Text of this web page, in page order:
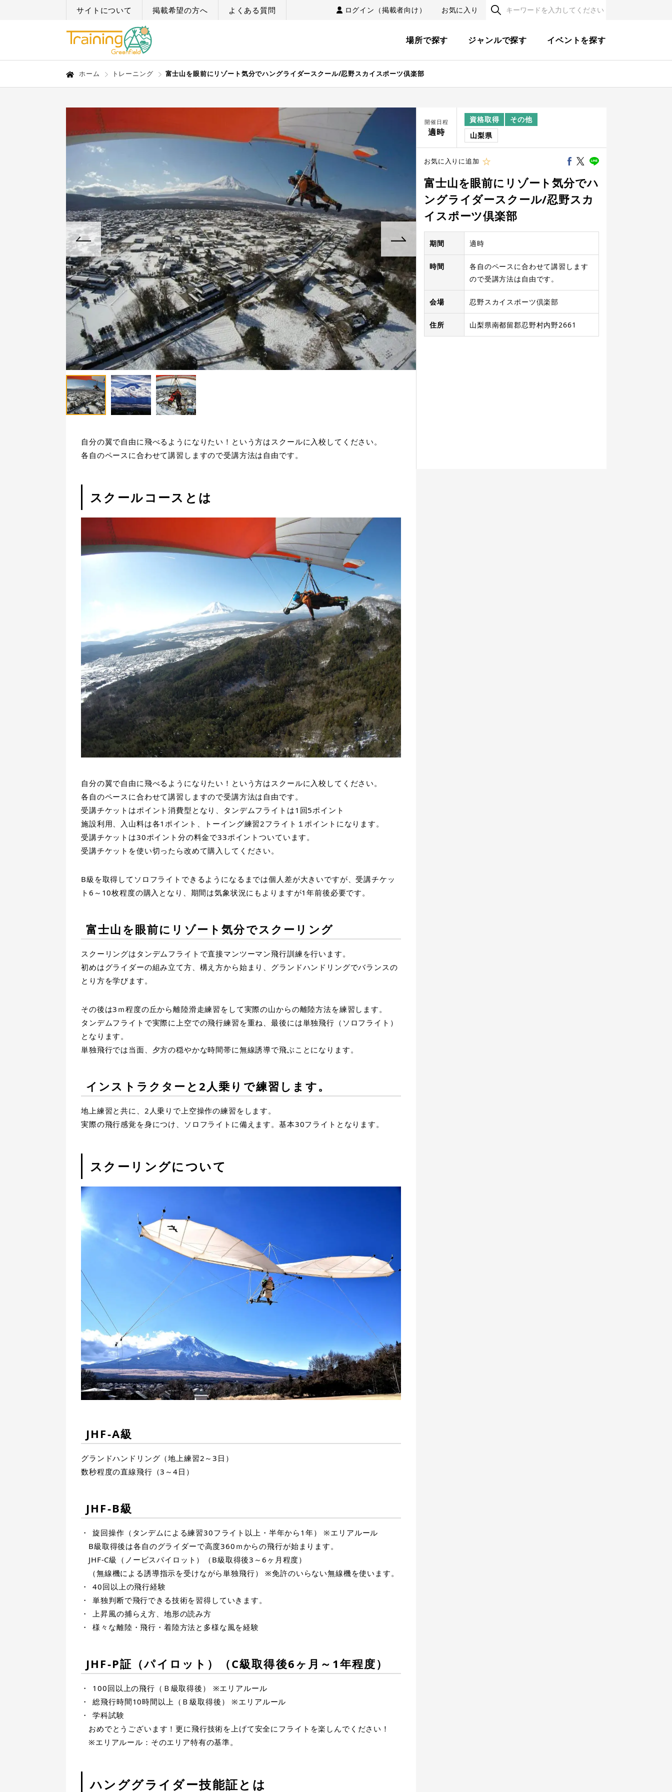
サイトについて 掲載希望の方へ よくある質問 ログイン（掲載者向け） お気に入り
場所で探す ジャンルで探す イベントを探す
ホーム トレーニング 富士山を眼前にリゾート気分でハングライダースクール/忍野スカイスポーツ倶楽部
自分の翼で自由に飛べるようになりたい！という方はスクールに入校してください。
各自のペースに合わせて講習しますので受講方法は自由です。
スクールコースとは
自分の翼で自由に飛べるようになりたい！という方はスクールに入校してください。
各自のペースに合わせて講習しますので受講方法は自由です。
受講チケットはポイント消費型となり、タンデムフライトは1回5ポイント
施設利用、入山料は各1ポイント、トーイング練習2フライト１ポイントになります。
受講チケットは30ポイント分の料金で33ポイントついています。
受講チケットを使い切ったら改めて購入してください。
B級を取得してソロフライトできるようになるまでは個人差が大きいですが、受講チケッ
ト6～10枚程度の購入となり、期間は気象状況にもよりますが1年前後必要です。
富士山を眼前にリゾート気分でスクーリング
スクーリングはタンデムフライトで直接マンツーマン飛行訓練を行います。
初めはグライダーの組み立て方、構え方から始まり、グランドハンドリングでバランスの
とり方を学びます。
その後は3ｍ程度の丘から離陸滑走練習をして実際の山からの離陸方法を練習します。
タンデムフライトで実際に上空での飛行練習を重ね、最後には単独飛行（ソロフライト）
となります。
単独飛行では当面、夕方の穏やかな時間帯に無線誘導で飛ぶことになります。
インストラクターと2人乗りで練習します。
地上練習と共に、2人乗りで上空操作の練習をします。
実際の飛行感覚を身につけ、ソロフライトに備えます。基本30フライトとなります。
スクーリングについて
JHF-A級
グランドハンドリング（地上練習2～3日）
数秒程度の直線飛行（3～4日）
JHF-B級
旋回操作（タンデムによる練習30フライト以上・半年から1年） ※エリアルール
B級取得後は各自のグライダーで高度360ｍからの飛行が始まります。
JHF-C級（ノービスパイロット）（B級取得後3～6ヶ月程度）
（無線機による誘導指示を受けながら単独飛行） ※免許のいらない無線機を使います。
40回以上の飛行経験
単独判断で飛行できる技術を習得していきます。
上昇風の捕らえ方、地形の読み方
様々な離陸・飛行・着陸方法と多様な風を経験
JHF-P証（パイロット）（C級取得後6ヶ月～1年程度）
100回以上の飛行（Ｂ級取得後） ※エリアルール
総飛行時間10時間以上（Ｂ級取得後） ※エリアルール
学科試験
おめでとうございます！更に飛行技術を上げて安全にフライトを楽しんでください！
※エリアルール：そのエリア特有の基準。
ハンググライダー技能証とは
開催日程
適時
資格取得
その他
山梨県
お気に入りに追加
富士山を眼前にリゾート気分でハ
ングライダースクール/忍野スカ
イスポーツ倶楽部
期間 適時
時間
各自のペースに合わせて講習します
ので受講方法は自由です。
会場 忍野スカイスポーツ倶楽部
住所 山梨県南都留郡忍野村内野2661